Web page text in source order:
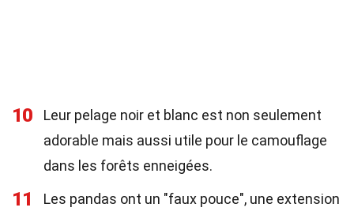
10
Leur pelage noir et blanc est non seulement
adorable mais aussi utile pour le camouflage
dans les forêts enneigées.
11
Les pandas ont un "faux pouce", une extension